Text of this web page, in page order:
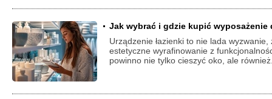
Jak wybrać i gdzie kupić wyposażenie
Urządzenie łazienki to nie lada wyzwanie,
estetyczne wyrafinowanie z
powinno nie tylko cieszyć oko, ale